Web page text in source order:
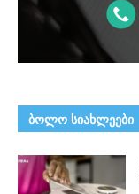
ᲑᲝᲚᲝ ᲡᲘᲐᲮᲚᲔᲔᲑᲘ